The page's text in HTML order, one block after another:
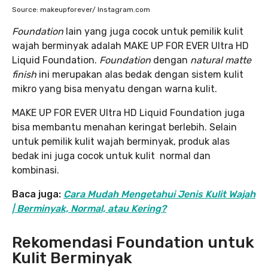
Source: makeupforever/ Instagram.com
Foundation lain yang juga cocok untuk pemilik kulit
wajah berminyak adalah MAKE UP FOR EVER Ultra HD
Liquid Foundation. Foundation dengan natural matte
finish ini merupakan alas bedak dengan sistem kulit
mikro yang bisa menyatu dengan warna kulit.
MAKE UP FOR EVER Ultra HD Liquid Foundation juga
bisa membantu menahan keringat berlebih. Selain
untuk pemilik kulit wajah berminyak, produk alas
bedak ini juga cocok untuk kulit normal dan
kombinasi.
Baca juga: Cara Mudah Mengetahui Jenis Kulit Wajah
| Berminyak, Normal, atau Kering?
Rekomendasi Foundation untuk
Kulit Berminyak